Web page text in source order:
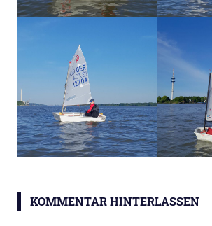
KOMMENTAR HINTERLASSEN